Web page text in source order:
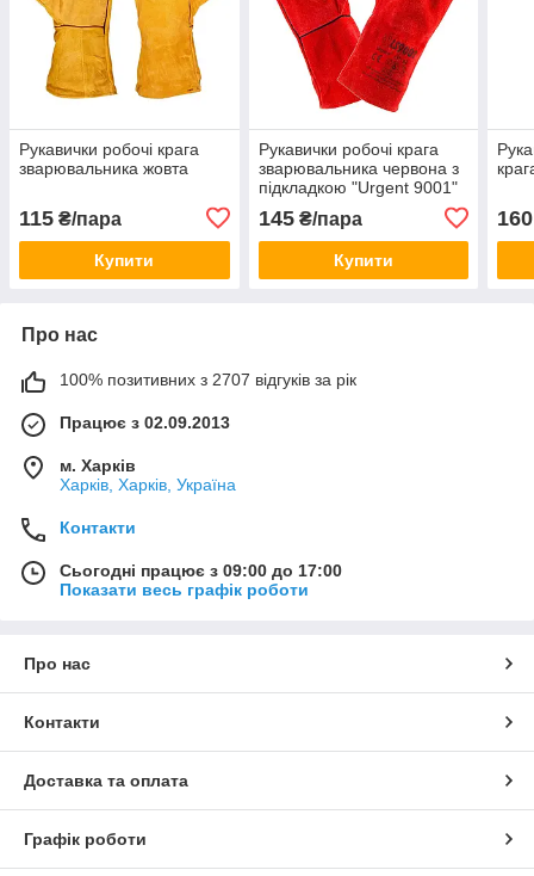
Рукавички робочі крага
зварювальника жовта
115 ₴/пара
Купити
Рукавички робочі крага
зварювальника червона з
підкладкою "Urgent 9001"
145₴/пара
Купити
160
Про нас
100% позитивних з 2707 відгуків за рік
Працює з 02.09.2013
м. Харків
Харків, Харків, Україна
Контакти
Сьогодні працює з 09:00 до 17:00
Показати весь графік роботи
Про нас
Контакти
Доставка та оплата
Графік роботи